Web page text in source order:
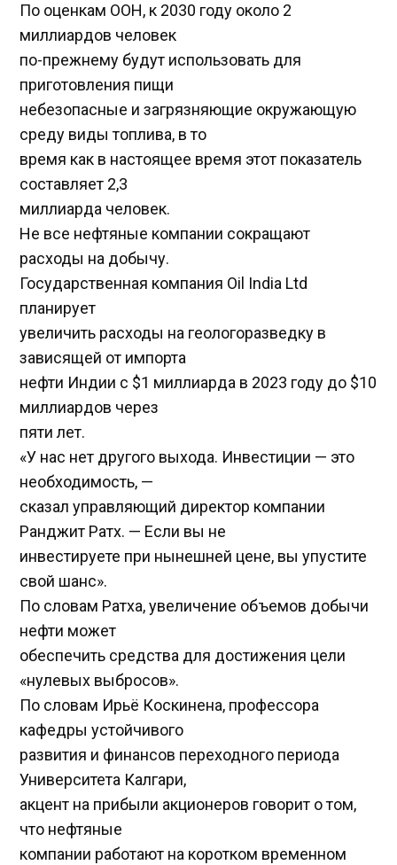
По оценкам ООН, к 2030 году около 2
миллиардов человек
по-прежнему будут использовать для
приготовления пищи
небезопасные и загрязняющие окружающую
среду виды топлива, в то
время как в настоящее время этот показатель
составляет 2,3
миллиарда человек.
Не все нефтяные компании сокращают
расходы на добычу.
Государственная компания Oil India Ltd
планирует
увеличить расходы на геологоразведку в
зависящей от импорта
нефти Индии с $1 миллиарда в 2023 году до $10
миллиардов через
пяти лет.
«У нас нет другого выхода. Инвестиции — это
необходимость, —
сказал управляющий директор компании
Ранджит Ратх. — Если вы не
инвестируете при нынешней цене, вы упустите
свой шанс».
По словам Ратха, увеличение объемов добычи
нефти может
обеспечить средства для достижения цели
«нулевых выбросов».
По словам Ирьё Коскинена, профессора
кафедры устойчивого
развития и финансов переходного периода
Университета Калгари,
акцент на прибыли акционеров говорит о том,
что нефтяные
компании работают на коротком временном